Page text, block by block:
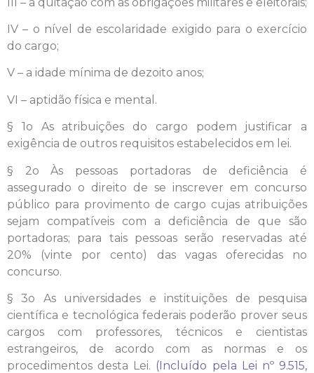
IV – o nível de escolaridade exigido para o exercício
do cargo;
V – a idade mínima de dezoito anos;
VI – aptidão física e mental.
§ 1o As atribuições do cargo podem justificar a
exigência de outros requisitos estabelecidos em lei.
§ 2o Às pessoas portadoras de deficiência é
assegurado o direito de se inscrever em concurso
público para provimento de cargo cujas atribuições
sejam compatíveis com a deficiência de que são
portadoras; para tais pessoas serão reservadas até
20% (vinte por cento) das vagas oferecidas no
concurso.
§ 3o As universidades e instituições de pesquisa
científica e tecnológica federais poderão prover seus
cargos com professores, técnicos e cientistas
estrangeiros, de acordo com as normas e os
procedimentos desta Lei. (Incluído pela Lei nº 9.515,